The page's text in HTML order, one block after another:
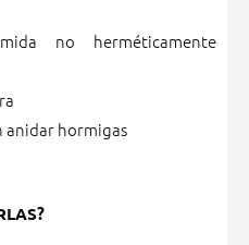
no herméticamente
anidar hormigas